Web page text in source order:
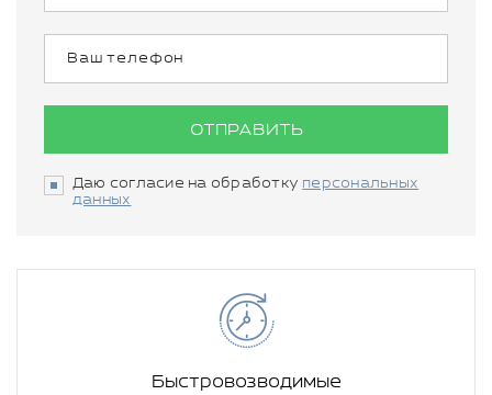
ОТПРАВИТЬ
Даю согласие на обработку персональных
данных
Быстровозводимые